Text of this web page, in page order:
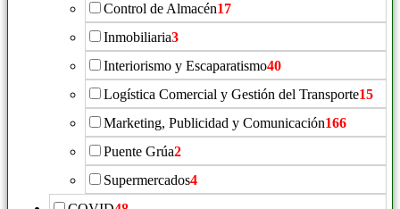
Control de Almacén17
Inmobiliaria3
Interiorismo y Escaparatismo40
Logística Comercial y Gestión del Transporte15
Marketing, Publicidad y Comunicación166
Puente Grúa2
Supermercados4